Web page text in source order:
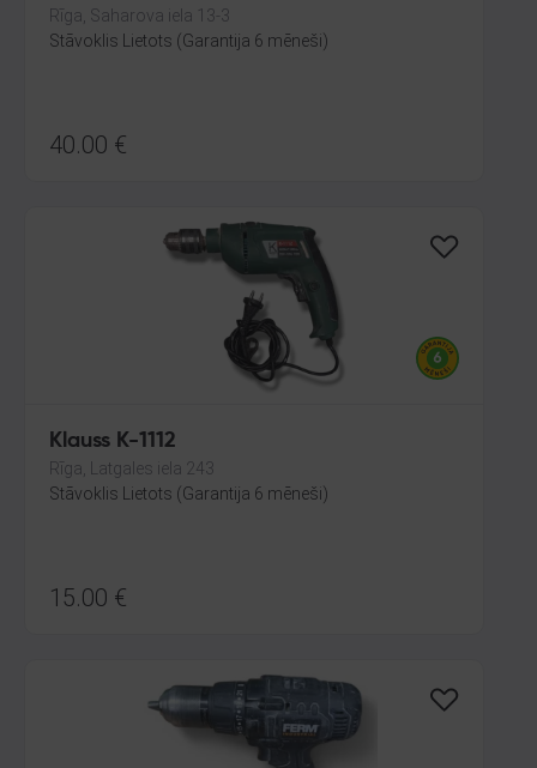
Rīga, Saharova iela 13-3
Stāvoklis Lietots (Garantija 6 mēneši)
40.00 €
Klauss K-1112
Rīga, Latgales iela 243
Stāvoklis Lietots (Garantija 6 mēneši)
15.00 €